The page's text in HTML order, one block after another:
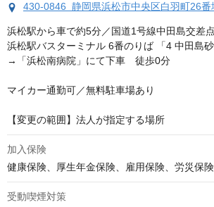
430-0846 静岡県浜松市中央区白羽町26番
浜松駅から車で約5分／国道1号線中田島交差
浜松駅バスターミナル 6番のりば 「4 中田島
→「浜松南病院」にて下車　徒歩0分
マイカー通勤可／無料駐車場あり
【変更の範囲】法人が指定する場所
加入保険
健康保険、厚生年金保険、雇用保険、労災保険
受動喫煙対策